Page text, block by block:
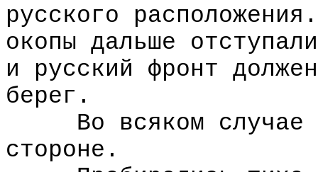
русского
окопы дальше
и русский фронт
берег.
Во всяком случае
стороне.